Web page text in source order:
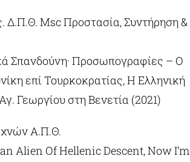
Δ.Π.Θ. Msc Προστασία, Συντήρηση &
Σπανδούνη· Προσωπογραφίες – Ο
επί Τουρκοκρατίας, Η Ελληνική
Γεωργίου στη Βενετία (2021)
Α.Π.Θ.
Alien Of Hellenic Descent, Now I’m